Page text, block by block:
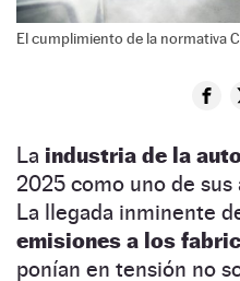
El cumplimiento de la normativa
La industria de la
2025 como uno de sus
La llegada inminente
emisiones a los
ponían en tensión no